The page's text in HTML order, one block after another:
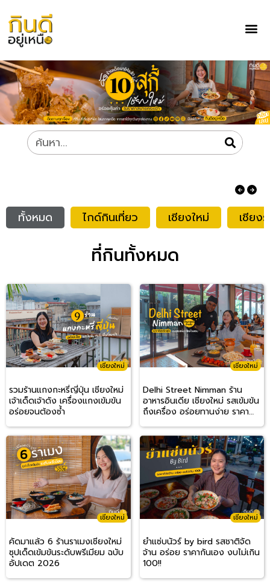
ทั้งหมด ไกด์กินเที่ยว เชียงใหม่ เชียง
ที่กินทั้งหมด
เชียงใหม่
รวมร้านแกงกะหรี่ญี่ปุ่น เชียงใหม่
เจ้าเด็ดเจ้าดัง เครื่องแกงเข้มข้น
อร่อยจนต้องซ้ำ
เชียงใหม่
Delhi Street Nimman ร้าน
อาหารอินเดีย เชียงใหม่ รสเข้มข้น
ถึงเครื่อง อร่อยทานง่าย ราคา
เชียงใหม่
คัดมาแล้ว 6 ร้านราเมงเชียงใหม่
ซุปเด็ดเข้มข้นระดับพรีเมียม ฉบับ
อัปเดต 2026
เชียงใหม่
ยำแซ่บนัวร์ by bird รสชาติจัด
จ้าน อร่อย ราคากันเอง งบไม่เกิน
100!!